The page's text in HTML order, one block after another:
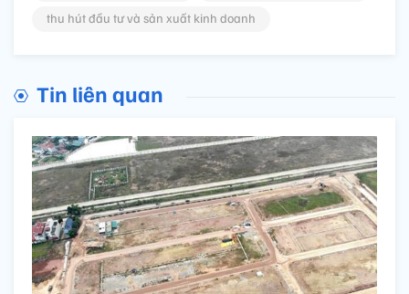
thu hút đầu tư và sản xuất kinh doanh
Tin liên quan